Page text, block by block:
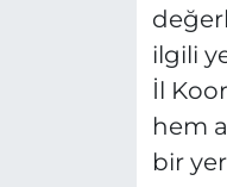
ilgili
İl
hem
bir